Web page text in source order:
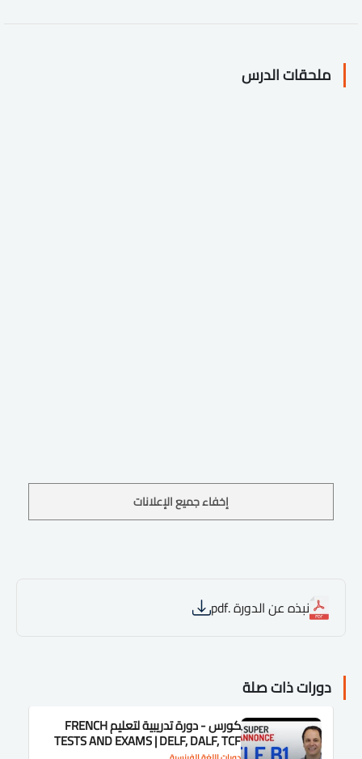
ملحقات الدرس
إخفاء جميع الإعلانات
نبذه عن الدورة .pdf
دورات ذات صلة
كورس - دورة تدريبية لتعليم FRENCH
TESTS AND EXAMS | DELF, DALF, TCF